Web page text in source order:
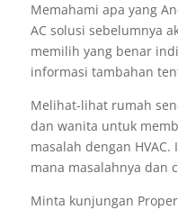
Memahami apa yang
AC solusi sebelumnya
memilih yang benar
informasi tambahan
Melihat-lihat rumah
dan wanita untuk
masalah dengan
mana masalahnya dan
Minta kunjungan